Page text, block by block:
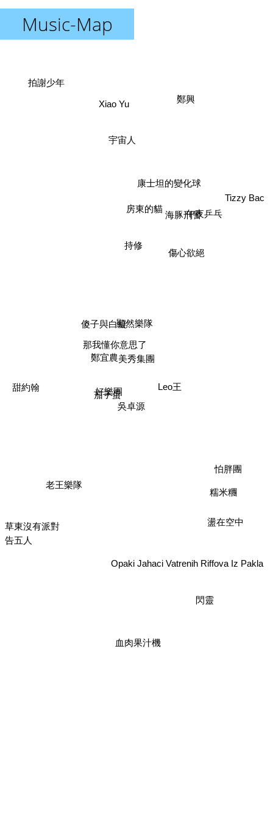
Music-Map
美秀集團
茄子蛋
好樂團
顯然樂隊
吳卓源
那我懂你意思了
鄭宜農
Leo王
傻子與白癡
老王樂隊
持修
海豚刑警
Opaki Jahaci Vatrenih Riffova Iz Pakla
糯米糰
午夜乒乓
傷心欲絕
宇宙人
康士坦的變化球
甜約翰
血肉果汁機
盪在空中
房東的貓
Xiao Yu
草東沒有派對
閃靈
告五人
怕胖團
Tizzy Bac
鄭興
拍謝少年